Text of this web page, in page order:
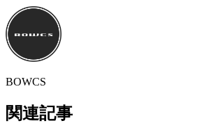
BOWCS
関連記事